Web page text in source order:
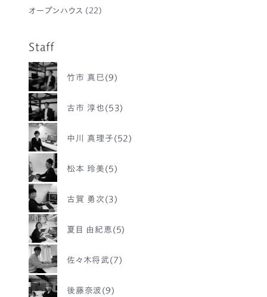
オープンハウス (22)
Staff
竹市 真巳(9)
古市 淳也(53)
中川 真理子(52)
松本 玲美(5)
古賀 勇次(3)
夏目 由紀恵(5)
佐々木将武(7)
後藤奈波(9)